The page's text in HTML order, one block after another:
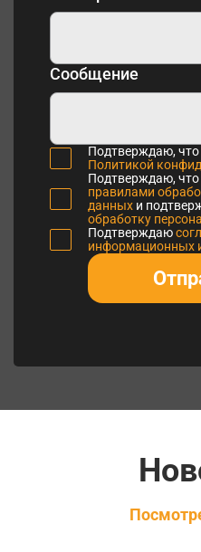
Сообщение
Подтверждаю,
Политикой
Подтверждаю,
правилами
данных и
обработку
Подтверждаю
информационных